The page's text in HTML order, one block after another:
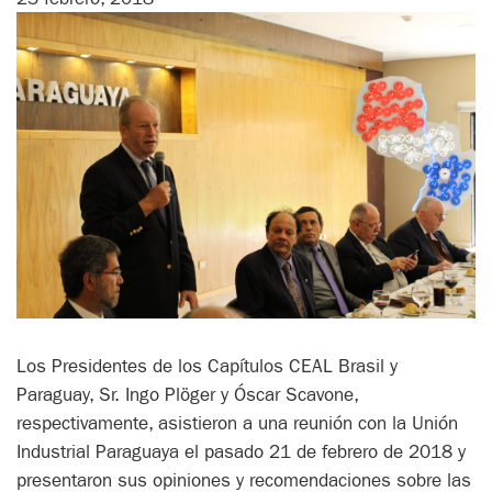
Los Presidentes de los Capítulos CEAL Brasil y
Paraguay, Sr. Ingo Plöger y Óscar Scavone,
respectivamente, asistieron a una reunión con la Unión
Industrial Paraguaya el pasado 21 de febrero de 2018 y
presentaron sus opiniones y recomendaciones sobre las